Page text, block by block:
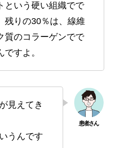
という硬い組織でで
残りの30％は、線維
質のコラーゲンでで
ですよ。
見えてき
うんです